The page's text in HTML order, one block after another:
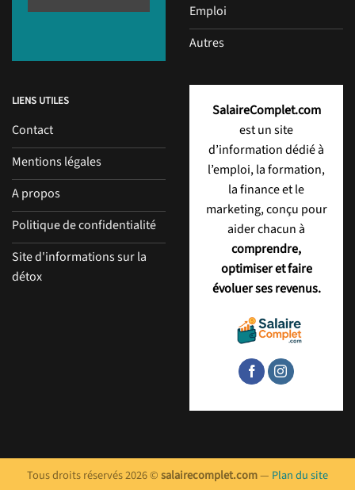
Emploi
Autres
LIENS UTILES
Contact
Mentions légales
A propos
Politique de confidentialité
Site d'informations sur la
détox
SalaireComplet.com
est un site
d’information dédié à
l’emploi, la formation,
la finance et le
marketing, conçu pour
aider chacun à
comprendre,
optimiser et faire
évoluer ses revenus.
Tous droits réservés 2026 ©salairecomplet.com— Plan du site